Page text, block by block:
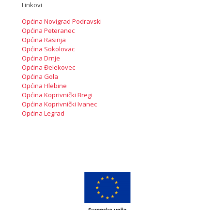
Linkovi
Općina Novigrad Podravski
Općina Peteranec
Općina Rasinja
Općina Sokolovac
Općina Drnje
Općina Đelekovec
Općina Gola
Općina Hlebine
Općina Koprivnički Bregi
Općina Koprivnički Ivanec
Općina Legrad